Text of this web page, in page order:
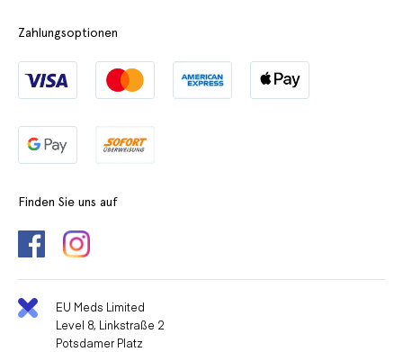
Zahlungsoptionen
Finden Sie uns auf
EU Meds Limited
Level 8, Linkstraße 2
Potsdamer Platz